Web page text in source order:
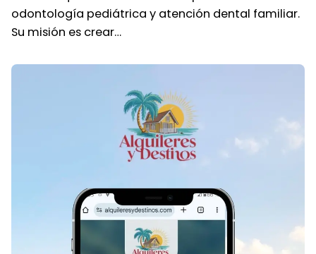
odontología pediátrica y atención dental familiar.
Su misión es crear…